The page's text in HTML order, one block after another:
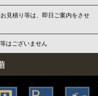
見積り等は、即日ご案内をさせ
はございません